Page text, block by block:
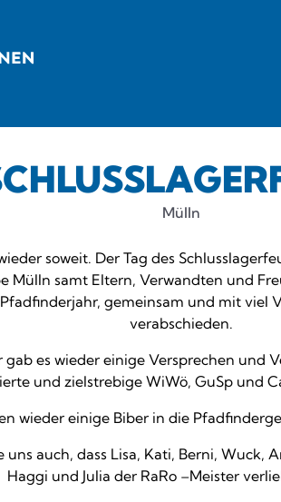
Mülln
soweit. Der Tag des
Mülln samt Eltern, Verwandten und
gemeinsam und mit viel
verabschieden.
gab es wieder einige Versprechen und
und zielstrebige WiWö, GuSp und
wieder einige Biber in die
uns auch, dass Lisa, Kati, Berni, Wuck,
Haggi und Julia der RaRo –Meister